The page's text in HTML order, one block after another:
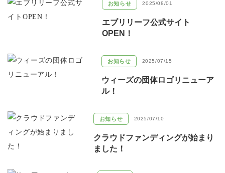
お知らせ 2025/08/01
エブリリーフ公式サイト
OPEN！
お知らせ 2025/07/15
ウィーズの団体ロゴリニューア
ル！
お知らせ 2025/07/10
クラウドファンディングが始まり
ました！